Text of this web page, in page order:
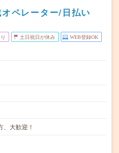
オペレーター/日払い
土日祝日が休み WEB登録OK
大歓迎！